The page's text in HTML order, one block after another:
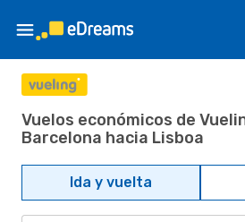
Vuelos económicos de
Barcelona hacia Lisboa
Ida y vuelta